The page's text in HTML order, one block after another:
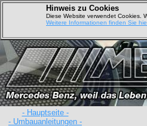
Hinweis zu Cookies
Diese Website verwendet Cookies.
Weitere Informationen finden Sie
- Hauptseite -
- Umbauanleitungen -